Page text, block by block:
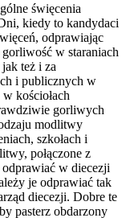
święcenia
kiedy to kandydaci
odprawiając
w staraniach
też i za
i publicznych w
kościołach
gorliwych
modlitwy
szkołach i
połączone z
w diecezji
je odprawiać tak
diecezji. Dobre te
pasterz obdarzony